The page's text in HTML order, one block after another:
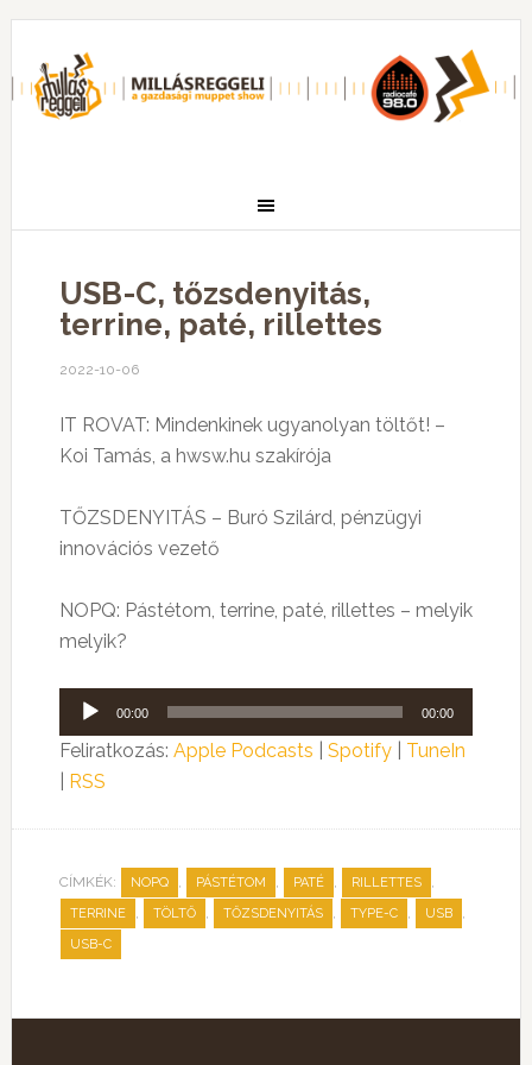
USB-C, tőzsdenyitás,
terrine, paté, rillettes
2022-10-06
IT ROVAT: Mindenkinek ugyanolyan töltőt! –
Koi Tamás, a hwsw.hu szakírója
TŐZSDENYITÁS – Buró Szilárd, pénzügyi
innovációs vezető
NOPQ: Pástétom, terrine, paté, rillettes – melyik
melyik?
Audió
lejátszó
00:00 00:00
Feliratkozás: Apple Podcasts Spotify| TuneIn
RSS
CÍMKÉK: NOPQ , PÁSTÉTOM , PATÉ , RILLETTES ,
TERRINE , TÖLTŐ , TŐZSDENYITÁS , TYPE-C , USB ,
USB-C